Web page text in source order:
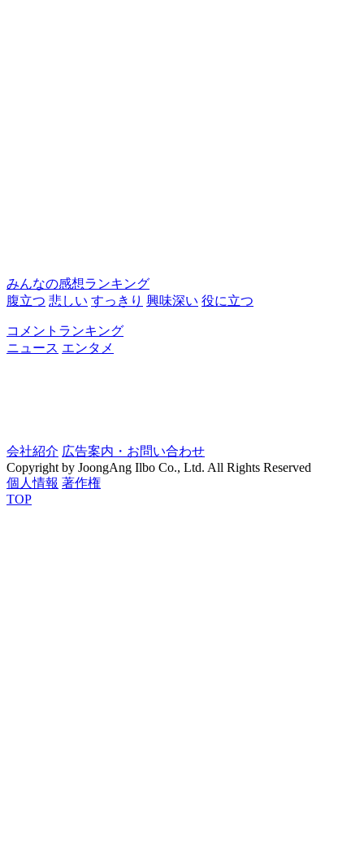
みんなの感想ランキング
腹立つ 悲しい すっきり 興味深い 役に立つ
コメントランキング
ニュース エンタメ
会社紹介 広告案内・お問い合わせ
Copyright by JoongAng Ilbo Co., Ltd. All Rights Reserved
個人情報 著作権
TOP